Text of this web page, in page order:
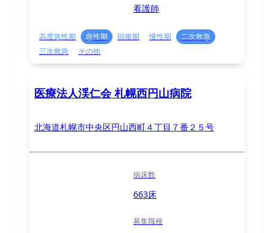
看護師
高度急性期 急性期 回復期 慢性期
二次救急
三次救急
その他
医療法人渓仁会 札幌西円山病院
北海道札幌市中央区円山西町４丁目７番２５号
病床数
663床
募集職種